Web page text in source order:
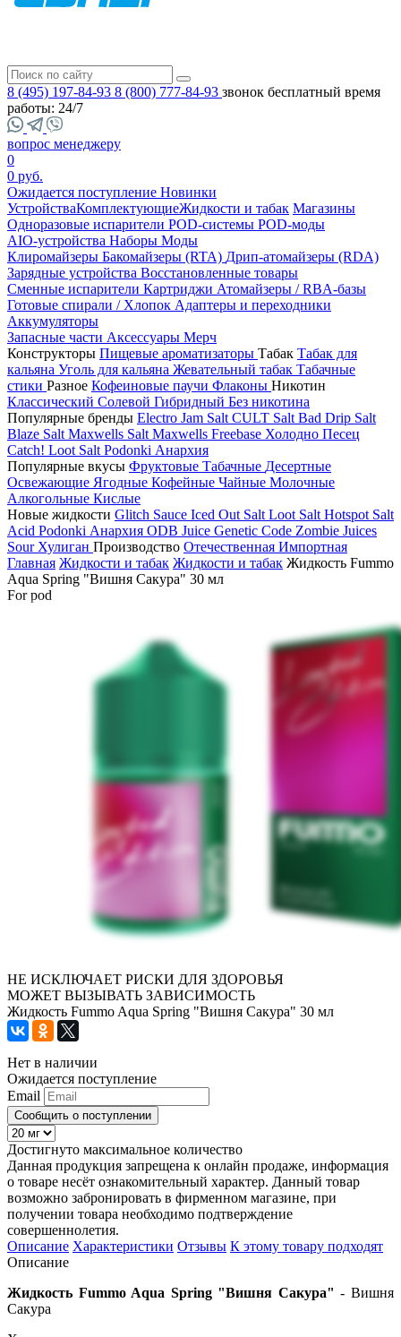
8 (495) 197-84-93 8 (800) 777-84-93 звонок бесплатный время
работы: 24/7
вопрос менеджеру
0
0 руб.
Ожидается поступление Новинки
УстройстваКомплектующиеЖидкости и табак Магазины
Одноразовые испарители POD-системы POD-моды
AIO-устройства Наборы Моды
Клиромайзеры Бакомайзеры (RTA) Дрип-атомайзеры (RDA)
Зарядные устройства Восстановленные товары
Сменные испарители Картриджи Атомайзеры / RBA-базы
Готовые спирали / Хлопок Адаптеры и переходники
Аккумуляторы
Запасные части Аксессуары Мерч
Конструкторы Пищевые ароматизаторы Табак Табак для
кальяна Уголь для кальяна Жевательный табак Табачные
стики Разное Кофеиновые паучи Флаконы Никотин
Классический Солевой Гибридный Без никотина
Популярные бренды Electro Jam Salt CULT Salt Bad Drip Salt
Blaze Salt Maxwells Salt Maxwells Freebase Холодно Песец
Catch! Loot Salt Podonki Анархия
Популярные вкусы Фруктовые Табачные Десертные
Освежающие Ягодные Кофейные Чайные Молочные
Алкогольные Кислые
Новые жидкости Glitch Sauce Iced Out Salt Loot Salt Hotspot Salt
Acid Podonki Анархия ODB Juice Genetic Code Zombie Juices
Sour Хулиган Производство Отечественная Импортная
Главная Жидкости и табак Жидкости и табак Жидкость Fummo
Aqua Spring "Вишня Сакура" 30 мл
For pod
НЕ ИСКЛЮЧАЕТ РИСКИ ДЛЯ ЗДОРОВЬЯ
МОЖЕТ ВЫЗЫВАТЬ ЗАВИСИМОСТЬ
Жидкость Fummo Aqua Spring "Вишня Сакура" 30 мл
Нет в наличии
Ожидается поступление
Email
Сообщить о поступлении
Достигнуто максимальное количество
Данная продукция запрещена к онлайн продаже, информация
о товаре несёт ознакомительный характер. Данный товар
возможно забронировать в фирменном магазине, при
получении товара необходимо подтверждение
совершеннолетия.
Описание Характеристики Отзывы К этому товару подходят
Описание
Жидкость Fummo Aqua Spring "Вишня Сакура" - Вишня
Сакура